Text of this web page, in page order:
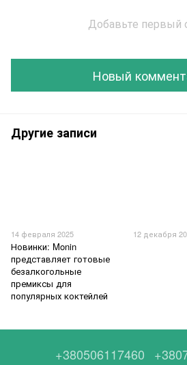
Добавьте первый
Новый
Другие записи
14 февраля 2025
Новинки: Monin
представляет готовые
безалкогольные
премиксы для
популярных коктейлей
12 декабря
+380506117460